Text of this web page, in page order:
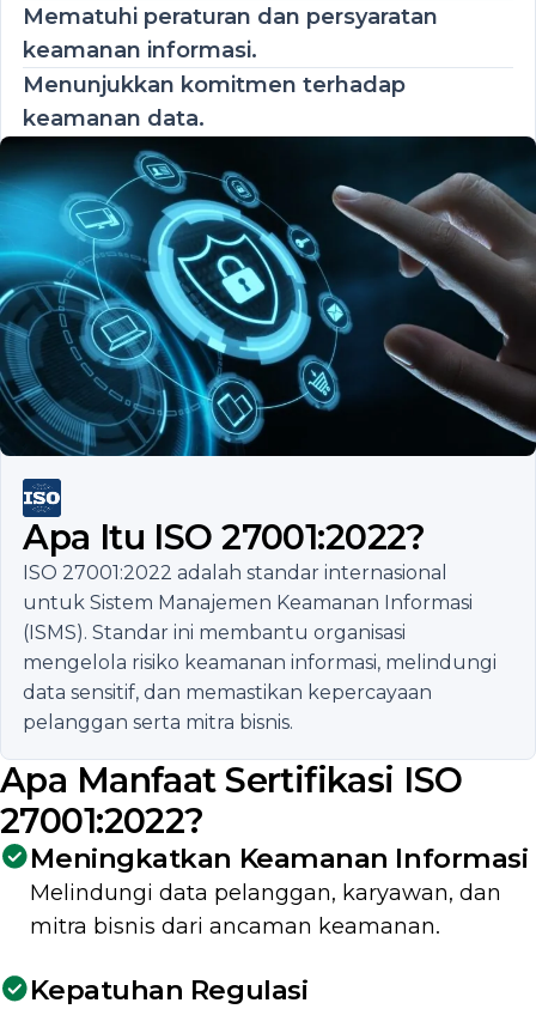
Mematuhi peraturan dan persyaratan
keamanan informasi.
Menunjukkan komitmen terhadap
keamanan data.
Apa Itu ISO 27001:2022?
ISO 27001:2022 adalah standar internasional
untuk Sistem Manajemen Keamanan Informasi
(ISMS). Standar ini membantu organisasi
mengelola risiko keamanan informasi, melindungi
data sensitif, dan memastikan kepercayaan
pelanggan serta mitra bisnis.
Apa Manfaat Sertifikasi ISO
27001:2022?
Meningkatkan Keamanan Informasi
Melindungi data pelanggan, karyawan, dan
mitra bisnis dari ancaman keamanan.
Kepatuhan Regulasi